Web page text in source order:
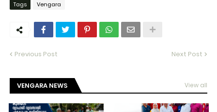
Tags Vengara
Previous Post Next Post
VENGARA NEWS View all